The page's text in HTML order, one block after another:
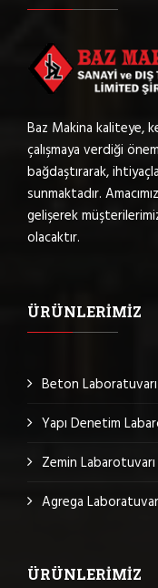
Baz Makina kaliteye,
çalışmaya verdiği
bağdaştırarak,
sunmaktadır.
gelişerek
olacaktır.
ÜRÜNLERIMIZ
Beton Laboratuvarı
Yapı Denetim
Zemin Labarotuvarı
Agrega
ÜRÜNLERIMIZ